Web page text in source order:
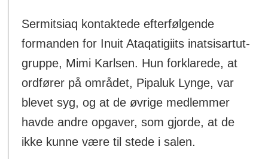
Sermitsiaq kontaktede efterfølgende
formanden for Inuit Ataqatigiits inatsisartut-
gruppe, Mimi Karlsen. Hun forklarede, at
ordfører på området, Pipaluk Lynge, var
blevet syg, og at de øvrige medlemmer
havde andre opgaver, som gjorde, at de
ikke kunne være til stede i salen.